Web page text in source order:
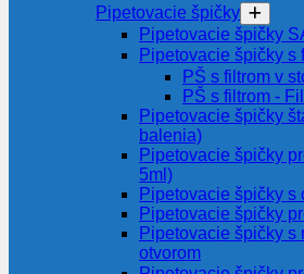
Pipetovacie špičky
Pipetovacie špičky
Pipetovacie špičky s
PŠ s filtrom v
PŠ s filtrom -
Pipetovacie špičky
balenia)
Pipetovacie špičky
5ml)
Pipetovacie špičky s
Pipetovacie špičky
Pipetovacie špičky s
otvorom